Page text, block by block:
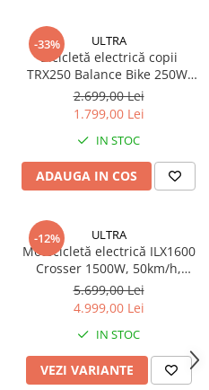
-33% ULTRA
Bicicletă electrică copii
TRX250 Balance Bike 250W,
18km/h, baterie 4Ah
detașabilă, roți 16”,
autonomie 8km, 2 viteze, 45kg
2.699,00 Lei
1.799,00 Lei
IN STOC
ADAUGA IN COS
-12% ULTRA
Motocicletă electrică ILX1600
Crosser 1500W, 50km/h,
baterie 13Ah, 60V Brushless,
autonomie 24km, frâne
hidraulice, 110kg
5.699,00 Lei
4.999,00 Lei
IN STOC
VEZI VARIANTE